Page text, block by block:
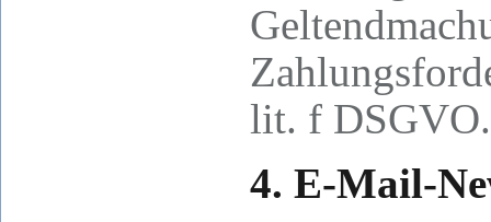
lit. f DSGVO.
4. E-Mail-